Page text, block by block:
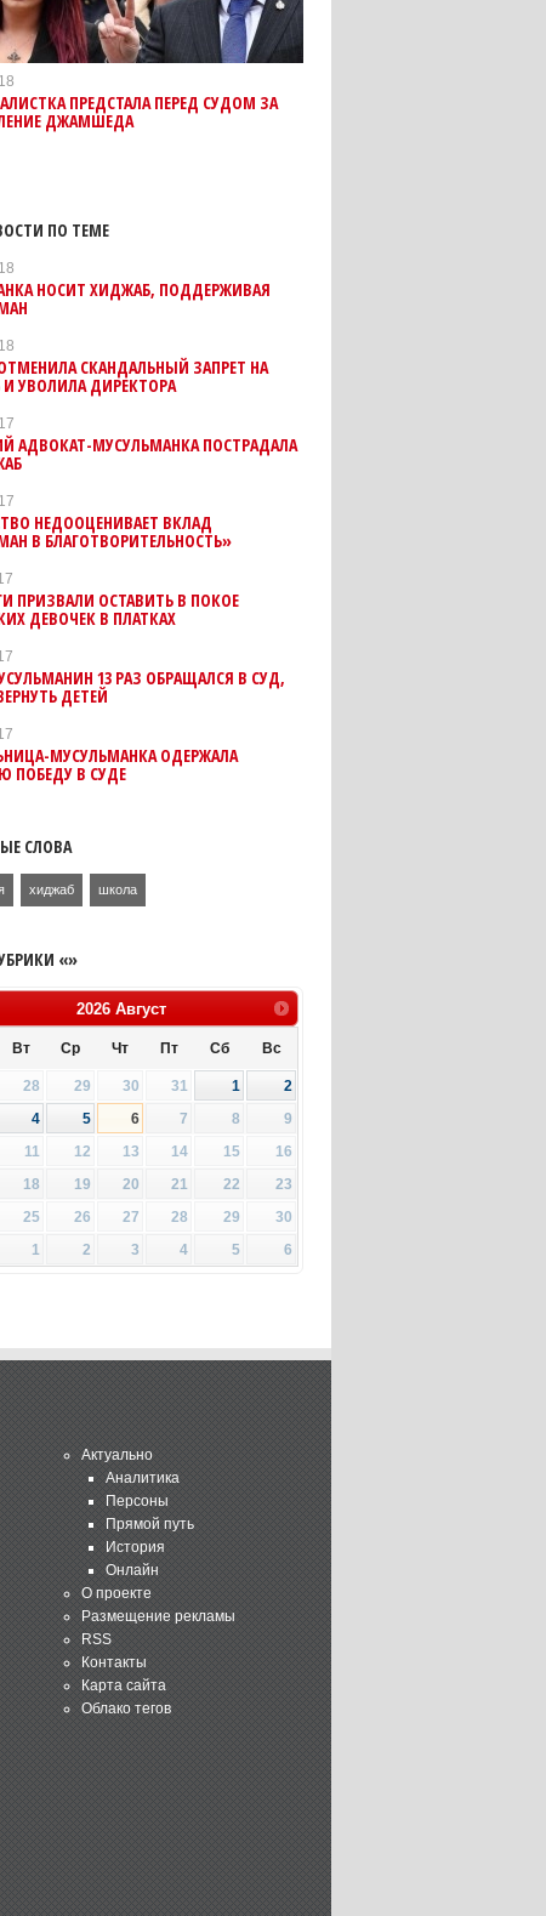
ПРЕДСТАЛА ПЕРЕД СУДОМ ЗА
ДЖАМШЕДА
ПО ТЕМЕ
НОСИТ ХИДЖАБ, ПОДДЕРЖИВАЯ
СКАНДАЛЬНЫЙ ЗАПРЕТ НА
УВОЛИЛА ДИРЕКТОРА
АДВОКАТ-МУСУЛЬМАНКА ПОСТРАДАЛА
НЕДООЦЕНИВАЕТ ВКЛАД
В БЛАГОТВОРИТЕЛЬНОСТЬ»
ПРИЗВАЛИ ОСТАВИТЬ В ПОКОЕ
ДЕВОЧЕК В ПЛАТКАХ
13 РАЗ ОБРАЩАЛСЯ В СУД,
ДЕТЕЙ
МУСУЛЬМАНКА ОДЕРЖАЛА
ПОБЕДУ В СУДЕ
СЛОВА
хиджаб школа
«»
2026 Август
Вт Ср Чт Пт Сб Вс
28 29 30 31 1
2
4 5 6 7 8
9
11 12 13 14 15
16
18 19 20 21 22
23
25 26 27 28 29
30
1 2 3 4 5 6
Актуально
Аналитика
Персоны
Прямой путь
История
Онлайн
О проекте
Размещение рекламы
RSS
Контакты
Карта сайта
Облако тегов